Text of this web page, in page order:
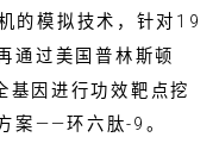
的模拟技术，针对19
通过美国普林斯顿
因进行功效靶点挖
案——环六肽-9。